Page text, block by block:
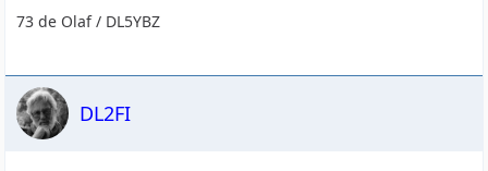
73 de Olaf / DL5YBZ
DL2FI